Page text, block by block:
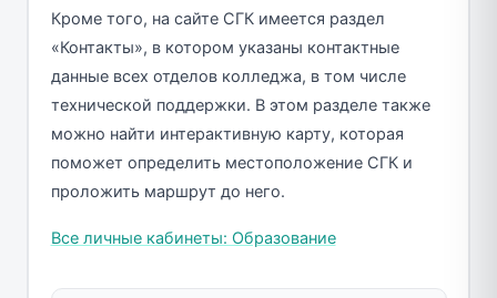
Кроме того, на сайте СГК имеется раздел
«Контакты», в котором указаны контактные
данные всех отделов колледжа, в том числе
технической поддержки. В этом разделе также
можно найти интерактивную карту, которая
поможет определить местоположение СГК и
проложить маршрут до него.
Все личные кабинеты: Образование